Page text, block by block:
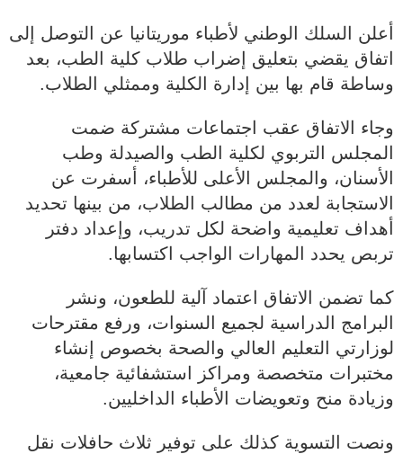
أعلن السلك الوطني لأطباء موريتانيا عن التوصل إلى
اتفاق يقضي بتعليق إضراب طلاب كلية الطب، بعد
وساطة قام بها بين إدارة الكلية وممثلي الطلاب.
وجاء الاتفاق عقب اجتماعات مشتركة ضمت
المجلس التربوي لكلية الطب والصيدلة وطب
الأسنان، والمجلس الأعلى للأطباء، أسفرت عن
الاستجابة لعدد من مطالب الطلاب، من بينها تحديد
أهداف تعليمية واضحة لكل تدريب، وإعداد دفتر
تربص يحدد المهارات الواجب اكتسابها.
كما تضمن الاتفاق اعتماد آلية للطعون، ونشر
البرامج الدراسية لجميع السنوات، ورفع مقترحات
لوزارتي التعليم العالي والصحة بخصوص إنشاء
مختبرات متخصصة ومراكز استشفائية جامعية،
وزيادة منح وتعويضات الأطباء الداخليين.
ونصت التسوية كذلك على توفير ثلاث حافلات نقل